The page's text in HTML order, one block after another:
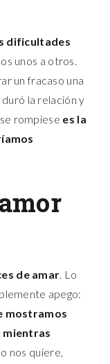
dificultades
unos a otros.
un fracaso una
la relación y
rompiese es la
de amar. Lo
apego:
mostramos
mientras
nos quiere,